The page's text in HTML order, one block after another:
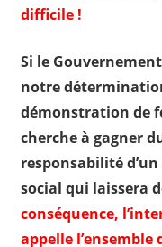
difficile !
Si le
notre
démonstration de
cherche à gagner
responsabilité
social qui laissera
conséquence,
appelle l’ensemble